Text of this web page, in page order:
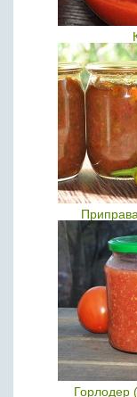
Горлодер